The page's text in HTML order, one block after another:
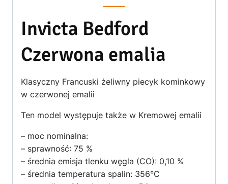
Invicta Bedford
Czerwona emalia
Klasyczny Francuski żeliwny piecyk kominkowy
w czerwonej emalii
Ten model występuje także w Kremowej emalii
– moc nominalna:
– sprawność: 75 %
– średnia emisja tlenku węgla (CO): 0,10 %
– średnia temperatura spalin: 356°C